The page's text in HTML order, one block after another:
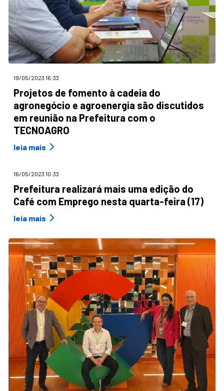
19/05/2023 16:33
Projetos de fomento à cadeia do
agronegócio e agroenergia são discutidos
em reunião na Prefeitura com o
TECNOAGRO
leia mais
16/05/2023 10:33
Prefeitura realizará mais uma edição do
Café com Emprego nesta quarta-feira (17)
leia mais